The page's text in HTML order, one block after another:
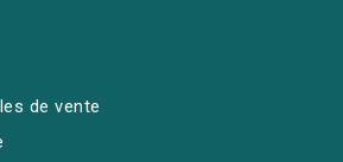
de vente